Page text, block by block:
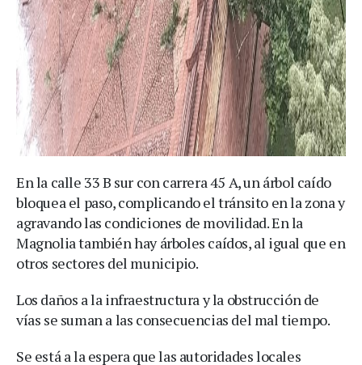
En la calle 33 B sur con carrera 45 A, un árbol caído
bloquea el paso, complicando el tránsito en la zona y
agravando las condiciones de movilidad. En la
Magnolia también hay árboles caídos, al igual que en
otros sectores del municipio.
Los daños a la infraestructura y la obstrucción de
vías se suman a las consecuencias del mal tiempo.
Se está a la espera que las autoridades locales